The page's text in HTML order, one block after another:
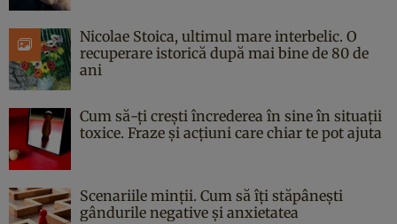
Nicolae Stoica, ultimul mare interbelic. O
recuperare istorică după mai bine de 80 de
ani
Cum să-ți crești încrederea în sine în situații
toxice. Fraze și acțiuni care chiar te pot ajuta
Scenariile minții. Cum să îți stăpânești
gândurile negative și anxietatea